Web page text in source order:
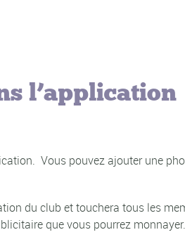
l’application
Vous pouvez ajouter une
du club et touchera tous les
que vous pourrez monnayer.